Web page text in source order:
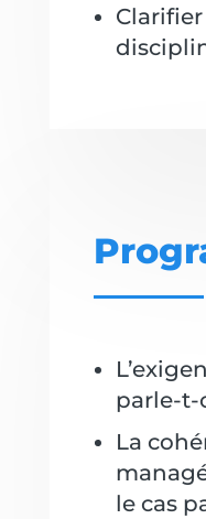
parle-t-
La
le cas